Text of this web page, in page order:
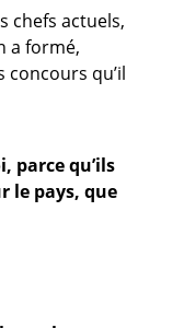
chefs actuels,
a formé,
concours qu’il
parce qu’ils
le pays, que